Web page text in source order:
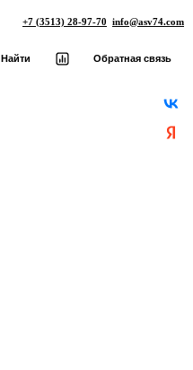
+7 (3513) 28-97-70 info@asv74.com
Найти Обратная связь